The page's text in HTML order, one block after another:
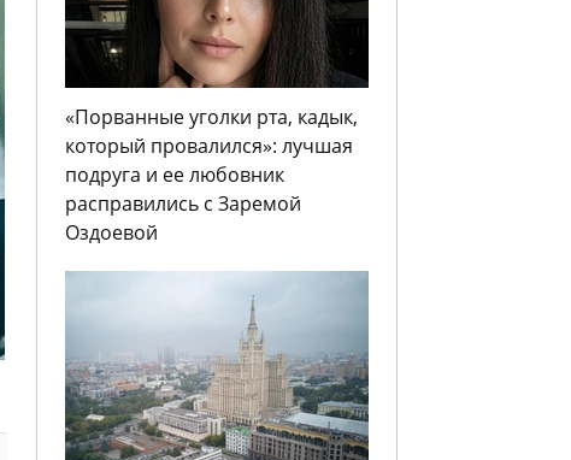
«Порванные уголки рта, кадык,
который провалился»: лучшая
подруга и ее любовник
расправились с Заремой
Оздоевой